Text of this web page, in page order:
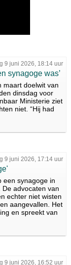
9 juni 2026, 18:14 uur
synagoge was’
maart doelwit van
dinsdag voor
Ministerie ziet
niet. “Hij had
9 juni 2026, 17:14 uur
een synagoge in
advocaten van
echter niet wisten
aangevallen. Het
en spreekt van
9 juni 2026, 16:52 uur